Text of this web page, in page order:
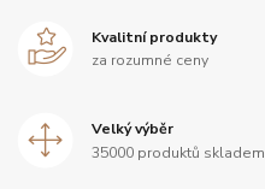
Kvalitní produkty
za rozumné ceny
Velký výběr
35000 produktů skladem